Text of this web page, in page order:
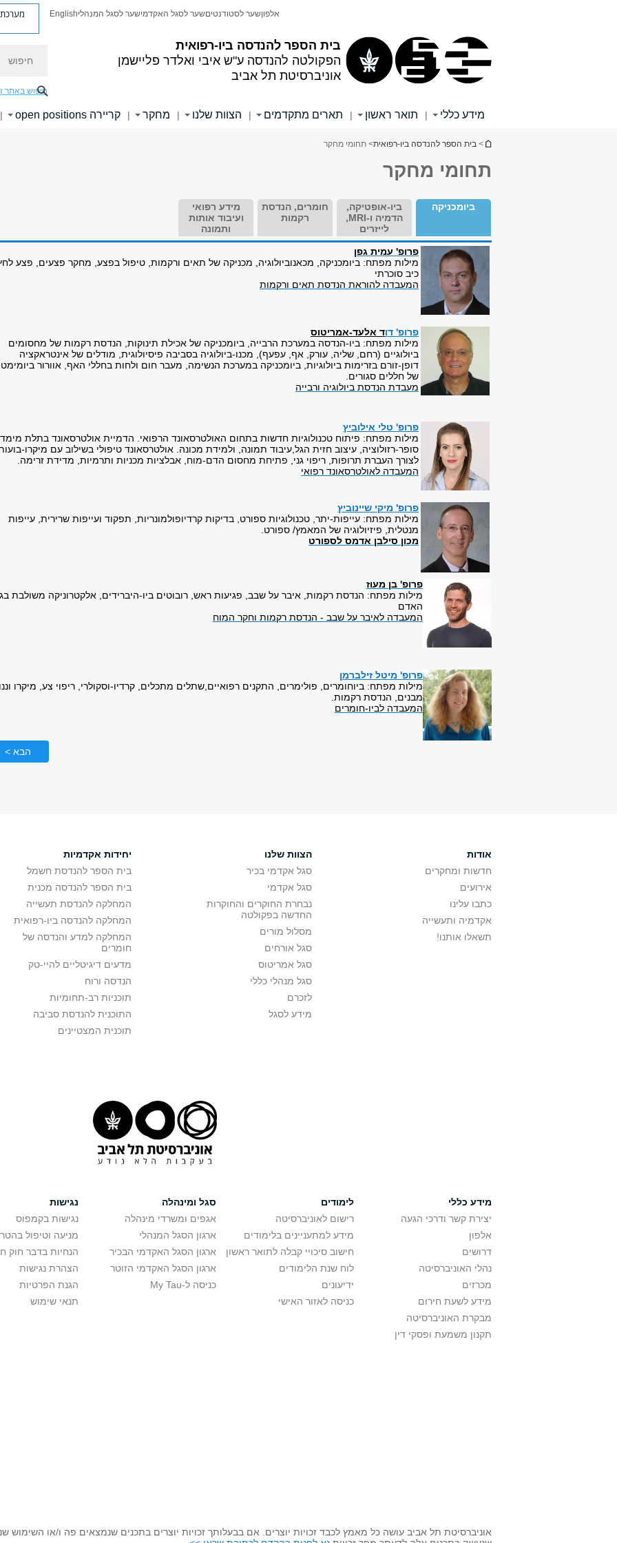
בית הספר להנדסה ביו-רפואית
הפקולטה להנדסה ע"ש איבי ואלדר פליישמן
אוניברסיטת תל אביב
אלפוןשער לסטודנטיםשער לסגל האקדמישער לסגל המנהליEnglish מערכת
חיפוש באתר
מידע כללי | תואר ראשון | תארים מתקדמים | הצוות שלנו | מחקר | קריירה open positions |
הינך נמצא כאן
> בית הספר להנדסה ביו-רפואית> תחומי מחקר
תחומי מחקר
ביומכניקה
ביו-אופטיקה,
הדמיה ו-MRI,
לייזרים
חומרים, הנדסת
רקמות
מידע רפואי
ועיבוד אותות
ותמונה
פרופ' עמית גפן
מילות מפתח: ביומכניקה, מכאנוביולוגיה, מכניקה של תאים ורקמות, טיפול בפצע, מחקר פצעים, פצע
כיב סוכרתי
המעבדה להוראת הנדסת תאים ורקמות
פרופ' דוד אלעד-אמריטוס
מילות מפתח: ביו-הנדסה במערכת הרבייה, ביומכניקה של אכילת תינוקות, הנדסת רקמות של מחסומים
ביולוגיים (רחם, שליה, עורק, אף, עפעף), מכנו-ביולוגיה בסביבה פיסיולוגית, מודלים של אינטראקציה
דופן-זורם בזרימות ביולוגיות, ביומכניקה במערכת הנשימה, מעבר חום ולחות בחללי האף, אוורור
של חללים סגורים.
מעבדת הנדסת ביולוגיה ורבייה
פרופ' טלי אילוביץ
מילות מפתח: פיתוח טכנולוגיות חדשות בתחום האולטרסאונד הרפואי. ​הדמיית אולטרסאונד בתלת מימד,
סופר-רזולוציה, עיצוב חזית הגל,עיבוד תמונה, ​ולמידת מכונה. אולטרסאונד טיפולי בשילוב עם מיקרו-
לצורך העברת תרופות, ריפוי גני, פתיחת מחסום הדם-מוח, ​אבלציות מכניות ותרמיות, מדידת זרימה.
המעבדה לאולטרסאונד רפואי
פרופ' מיקי שיינוביץ
מילות מפתח: עייפות-יתר, טכנולוגיות ספורט, בדיקות קרדיופולמונריות, תפקוד ועייפות שרירית, עייפות
מנטלית, פיזיולוגיה של המאמץ/ ספורט.
מכון סילבן אדמס לספורט
פרופ' בן מעוז
מילות מפתח: הנדסת רקמות, איבר על שבב, פגיעות ראש, רובוטים ביו-היברידים, אלקטרוניקה משולבת
האדם
המעבדה לאיבר על שבב - הנדסת רקמות וחקר המוח
פרופ' מיטל זילברמן
מילות מפתח: ביוחומרים, פולימרים, התקנים רפואיים,שתלים מתכלים, קרדיו-וסקולרי, ריפוי צע, מיקרו וננו
מבנים, הנדסת רקמות.
המעבדה לביו-חומרים
הבא >
אודות
חדשות ומחקרים
אירועים
כתבו עלינו
אקדמיה ותעשייה
תשאלו אותנו!
הצוות שלנו
סגל אקדמי בכיר
סגל אקדמי
נבחרת החוקרים והחוקרות
החדשה בפקולטה
מסלול מורים
סגל אורחים
סגל אמריטוס
סגל מנהלי כללי
לזכרם
מידע לסגל
יחידות אקדמיות
בית הספר להנדסת חשמל
בית הספר להנדסה מכנית
המחלקה להנדסת תעשייה
המחלקה להנדסה ביו-רפואית
המחלקה למדע והנדסה של
חומרים
מדעים דיגיטליים להיי-טק
הנדסה ורוח
תוכניות רב-תחומיות
התוכנית להנדסת סביבה
תוכנית המצטיינים
מידע כללי
יצירת קשר ודרכי הגעה
אלפון
דרושים
נהלי האוניברסיטה
מכרזים
מידע לשעת חירום
מבקרת האוניברסיטה
תקנון משמעת ופסקי דין
לימודים
רישום לאוניברסיטה
מידע למתעניינים בלימודים
חישוב סיכויי קבלה לתואר ראשון
לוח שנת הלימודים
ידיעונים
כניסה לאזור האישי
סגל ומינהלה
אגפים ומשרדי מינהלה
ארגון הסגל המנהלי
ארגון הסגל האקדמי הבכיר
ארגון הסגל האקדמי הזוטר
כניסה ל-My Tau
נגישות
נגישות בקמפוס
מניעה וטיפול
הנחיות בדבר חוק
הצהרת נגישות
הגנת הפרטיות
תנאי שימוש
אוניברסיטת תל אביב עושה כל מאמץ לכבד זכויות יוצרים. אם בבעלותך זכויות יוצרים בתכנים שנמצאים פה ו/או השימוש